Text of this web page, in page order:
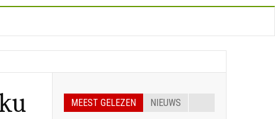
MEEST GELEZEN NIEUWS